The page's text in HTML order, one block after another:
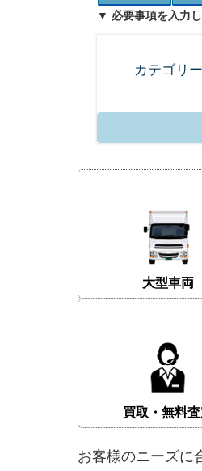
▼ 必要事項を入力
カテゴリー
大型車両
買取・無料
お客様のニーズに